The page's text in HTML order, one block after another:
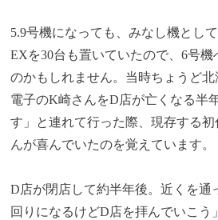
5.9号機になっても、みなし機とし
EXを30台も置いていたので、6号
のかもしれません。当時ちょうど
電子のK崎さんをD店が亡くなる半
す」と連れて行った際、現存する
んが喜んでいたのを覚えています。
D店が閉店して約半年後。近くを通
回りになるけどD店を拝んでいこう